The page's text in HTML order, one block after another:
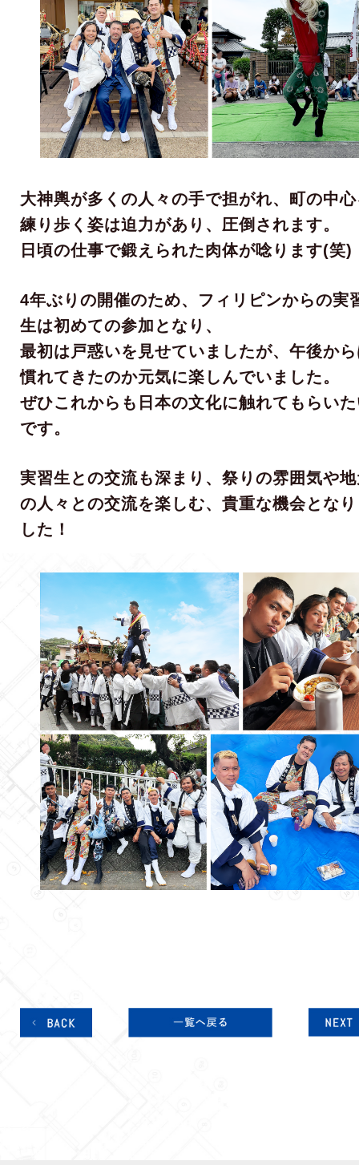
大神輿が多くの人々の手で担がれ、町の中
練り歩く姿は迫力があり、圧倒されます。
日頃の仕事で鍛えられた肉体が唸ります(笑)
4年ぶりの開催のため、フィリピンからの実
生は初めての参加となり、
最初は戸惑いを見せていましたが、午後か
慣れてきたのか元気に楽しんでいました。
ぜひこれからも日本の文化に触れてもらい
です。
実習生との交流も深まり、祭りの雰囲気や
の人々との交流を楽しむ、貴重な機会とな
した！